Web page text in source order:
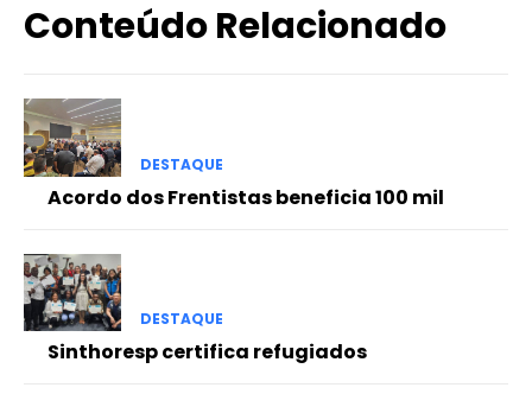
Conteúdo Relacionado
DESTAQUE
Acordo dos Frentistas beneficia 100 mil
DESTAQUE
Sinthoresp certifica refugiados